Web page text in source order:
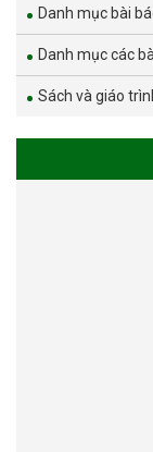
Danh mục bài
Danh mục các
Sách và giáo